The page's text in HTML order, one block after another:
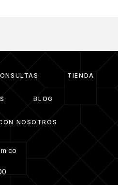
TIENDA
BLOG
NOSOTROS